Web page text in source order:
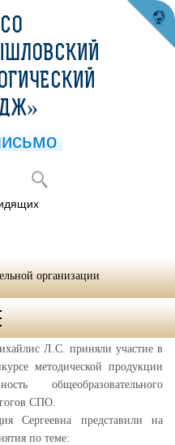
Л.М. и
местом в
МЕТОДИЧЕСКИХ
Л.С. приняли участие в
методической продукции
общеобразовательного
СПО.
представили на
по теме:
организации